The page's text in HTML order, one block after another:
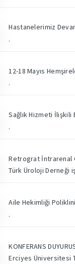
Hastanelerimiz
.
12-18 Mayıs
.
Sağlık Hizmeti
.
Retrograt İntrarenal
Türk Üroloji Derneği
Aile Hekimliği
.
KONFERANS
Erciyes Üniversitesi